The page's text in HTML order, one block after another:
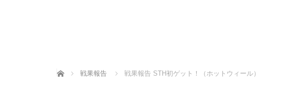
ホーム 戦果報告 戦果報告 STH初ゲット！（ホットウィール）